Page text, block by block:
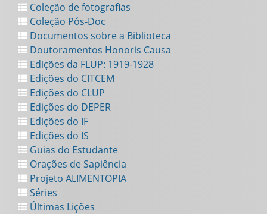
Coleção de fotografias
Coleção Pós-Doc
Documentos sobre a Biblioteca
Doutoramentos Honoris Causa
Edições da FLUP: 1919-1928
Edições do CITCEM
Edições do CLUP
Edições do DEPER
Edições do IF
Edições do IS
Guias do Estudante
Orações de Sapiência
Projeto ALIMENTOPIA
Séries
Últimas Lições